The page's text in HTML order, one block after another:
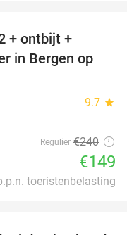
+ ontbijt +
in Bergen op
9.7 star
Regulier €240
€149
toeristenbelasting